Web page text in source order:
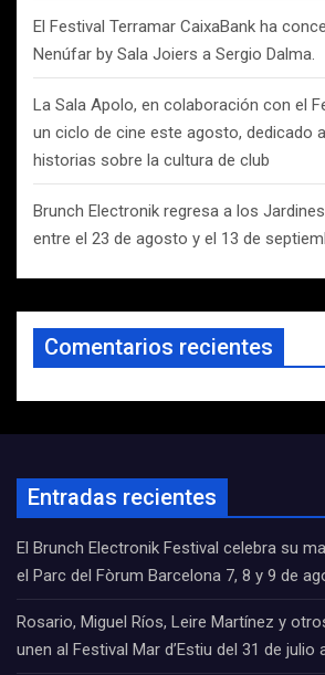
El Festival Terramar CaixaBank ha
Nenúfar by Sala Joiers a Sergio Dalma.
La Sala Apolo, en colaboración con el
un ciclo de cine este agosto, dedicado
historias sobre la cultura de club
Brunch Electronik regresa a los
entre el 23 de agosto y el 13 de
Comentarios recientes
Entradas recientes
El Brunch Electronik Festival celebra su
el Parc del Fòrum Barcelona 7, 8 y 9 de
Rosario, Miguel Ríos, Leire Martínez y
unen al Festival Mar d’Estiu del 31 de julio